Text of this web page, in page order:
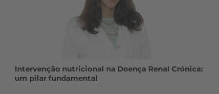
Intervenção nutricional na Doença Renal Crónica:
um pilar fundamental